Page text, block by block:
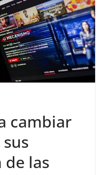
cambiar
de las